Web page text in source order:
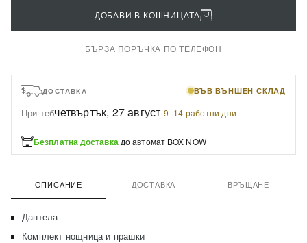
ДОБАВИ В КОШНИЦАТА
БЪРЗА ПОРЪЧКА ПО ТЕЛЕФОН
ДОСТАВКА ВЪВ ВЪНШЕН СКЛАД
При тебчетвъртък, 27 август·9–14 работни дни
Безплатна доставка до автомат BOX NOW
ОПИСАНИЕ ДОСТАВКА ВРЪЩАНЕ
Дантела
Комплект нощница и прашки